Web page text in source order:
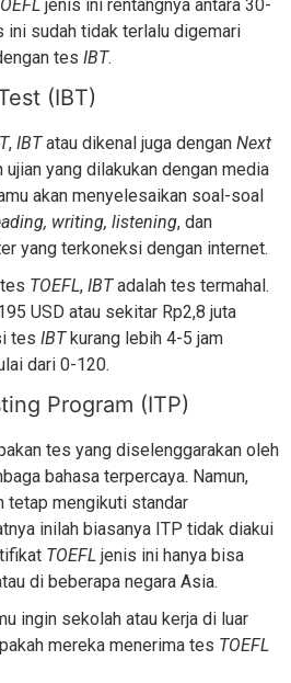
jenis ini rentangnya antara 30-
ini sudah tidak terlalu digemari
tes IBT.
(IBT)
, IBT atau dikenal juga dengan Next
ujian yang dilakukan dengan media
akan menyelesaikan soal-soal
writing, listening, dan
yang terkoneksi dengan internet.
TOEFL, IBT adalah tes termahal.
USD atau sekitar Rp2,8 juta
tes IBT kurang lebih 4-5 jam
dari 0-120.
Program (ITP)
tes yang diselenggarakan oleh
bahasa terpercaya. Namun,
tetap mengikuti standar
inilah biasanya ITP tidak diakui
TOEFL jenis ini hanya bisa
di beberapa negara Asia.
ingin sekolah atau kerja di luar
mereka menerima tes TOEFL